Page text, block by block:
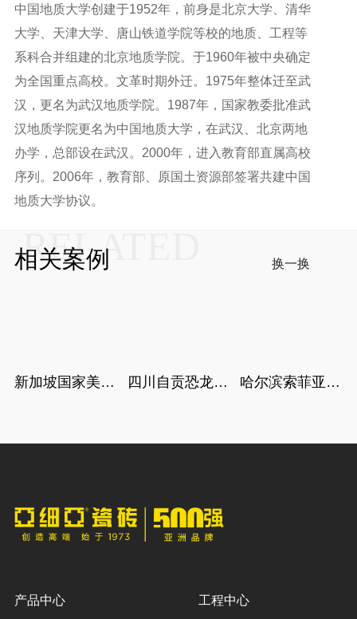
中国地质大学创建于1952年，前身是北京大学、清华
大学、天津大学、唐山铁道学院等校的地质、工程等
系科合并组建的北京地质学院。于1960年被中央确定
为全国重点高校。文革时期外迁。1975年整体迁至武
汉，更名为武汉地质学院。1987年，国家教委批准武
汉地质学院更名为中国地质大学，在武汉、北京两地
办学，总部设在武汉。2000年，进入教育部直属高校
序列。2006年，教育部、原国土资源部签署共建中国
地质大学协议。
相关案例
RELATED 换一换
新加坡国家美术
四川自贡恐龙博
哈尔滨索菲亚教
产品中心 工程中心